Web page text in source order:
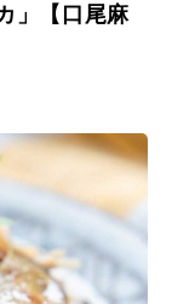
」【口尾麻